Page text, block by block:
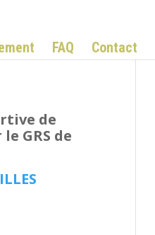
FAQ Contact
de
GRS de